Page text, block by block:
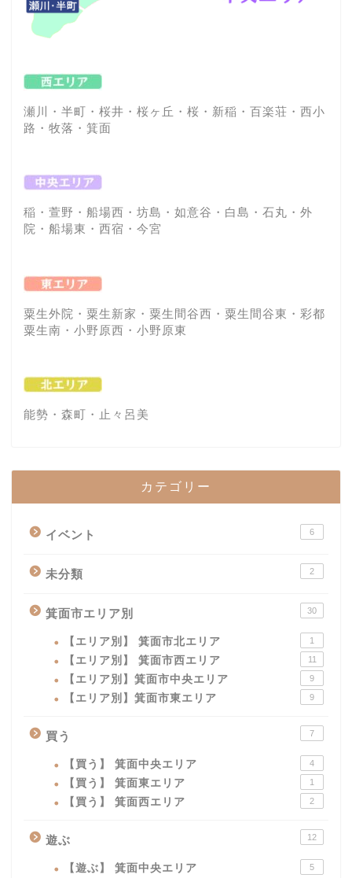
瀬川・半町・桜井・桜ヶ丘・桜・新稲・百楽荘・西小
路・牧落・箕面
稲・萱野・船場西・坊島・如意谷・白島・石丸・外
院・船場東・西宿・今宮
粟生外院・粟生新家・粟生間谷西・粟生間谷東・彩都
粟生南・小野原西・小野原東
能勢・森町・止々呂美
カテゴリー
イベント 6
未分類 2
箕面市エリア別 30
【エリア別】 箕面市北エリア 1
【エリア別】 箕面市西エリア 11
【エリア別】箕面市中央エリア 9
【エリア別】箕面市東エリア 9
買う 7
【買う】 箕面中央エリア 4
【買う】 箕面東エリア 1
【買う】 箕面西エリア 2
遊ぶ 12
【遊ぶ】 箕面中央エリア 5